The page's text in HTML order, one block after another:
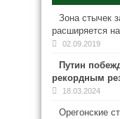
Зона стычек
расширяется
02.09.2019
Путин
рекордным
18.03.2024
Орегонские